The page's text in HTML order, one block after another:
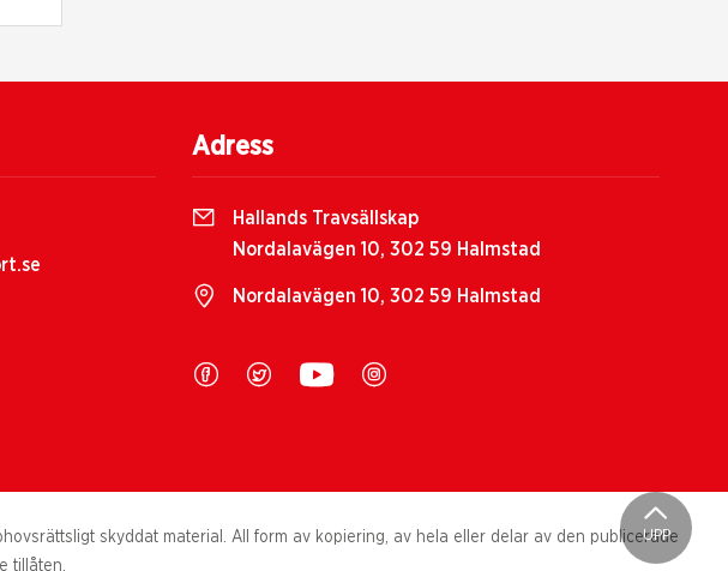
Adress
Hallands Travsällskap
Nordalavägen 10, 302 59 Halmstad
Nordalavägen 10, 302 59 Halmstad
UPP
skyddat material. All form av kopiering, av hela eller delar av den publicerade
tillåten.